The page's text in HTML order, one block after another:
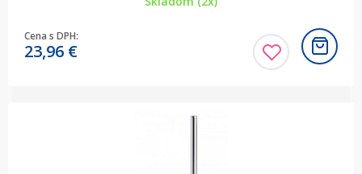
Cena s DPH:
23,96 €